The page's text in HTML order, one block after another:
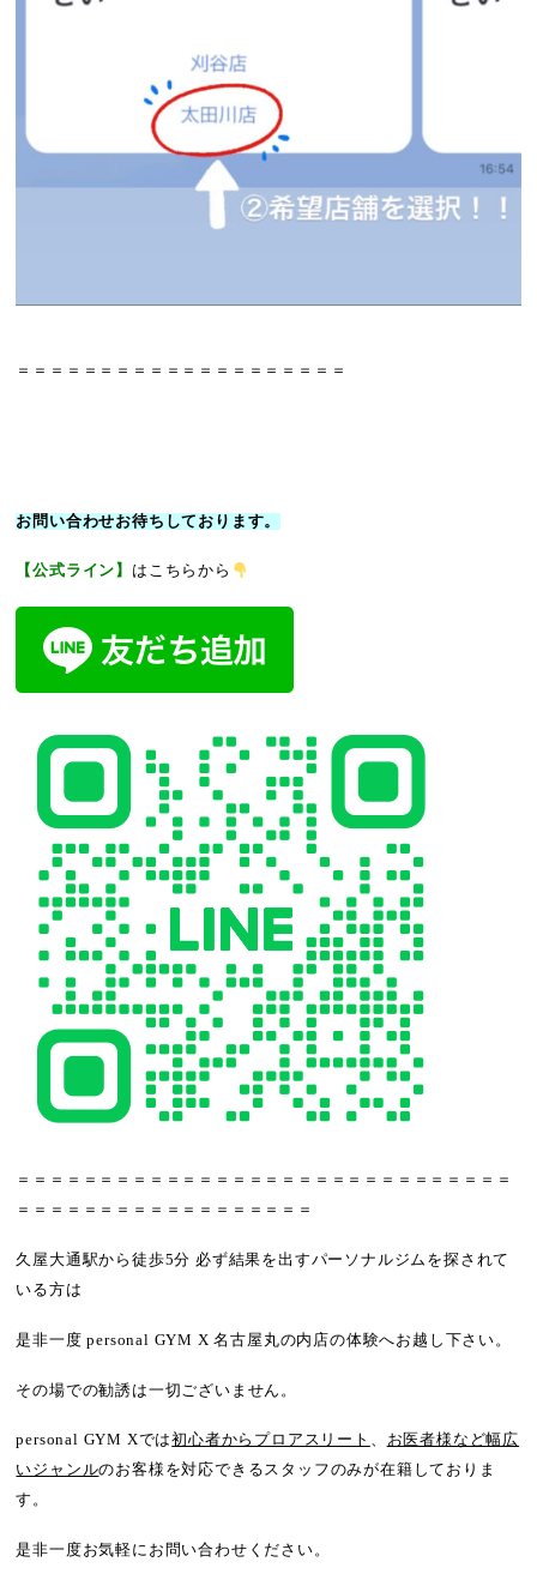
＝＝＝＝＝＝＝＝＝＝＝＝＝＝＝＝＝＝＝＝
お問い合わせお待ちしております。
【公式ライン】 はこちらから
＝＝＝＝＝＝＝＝＝＝＝＝＝＝＝＝＝＝＝＝＝＝＝＝＝＝＝＝＝＝
＝＝＝＝＝＝＝＝＝＝＝＝＝＝＝＝＝＝
久屋大通駅から徒歩5分 必ず結果を出すパーソナルジムを探されて
いる方は
是非一度 personal GYM X 名古屋丸の内店の体験へお越し下さい。
その場での勧誘は一切ございません。
personal GYM Xでは初心者からプロアスリート 、 お医者様など幅広
いジャンルのお客様を対応できるスタッフのみが在籍しておりま
す。
是非一度お気軽にお問い合わせください。